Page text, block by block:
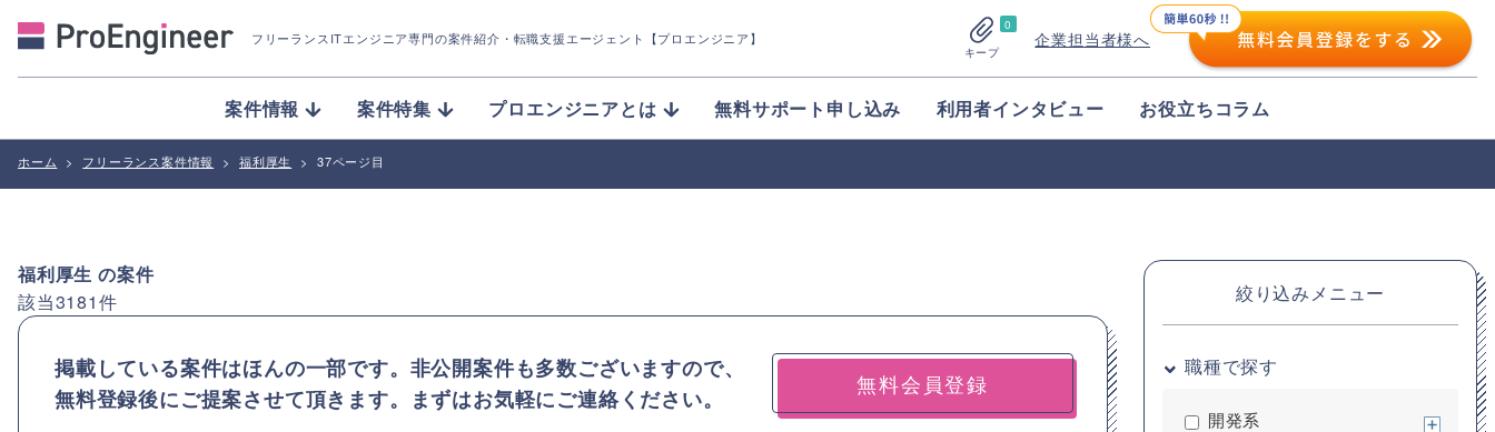
フリーランスITエンジニア専門の案件紹介 ・転職支援エージェント【プロエンジニア】
0
キープ
企業担当者様へ
案件情報 案件特集 プロエンジニアとは 無料サポート申し込み 利用者インタビュー お役立ちコラム
ホーム > フリーランス案件情報 > 福利厚生 > 37ページ目
福利厚生 の案件
該当3181件
掲載している案件はほんの一部です。非公開案件も多数ございますので、
無料登録後にご提案させて頂きます。まずはお気軽にご連絡ください。
無料会員登録
絞り込みメニュー
職種で探す
開発系